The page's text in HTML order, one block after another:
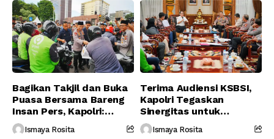
Program Pemerintah
Bagikan Takjil dan Buka
Puasa Bersama Bareng
Insan Pers, Kapolri:
Suara Media Suara
Publik
Ismaya Rosita
Terima Audiensi KSBSI,
Kapolri Tegaskan
Sinergitas untuk
Perjuangkan Hak Buruh
Ismaya Rosita